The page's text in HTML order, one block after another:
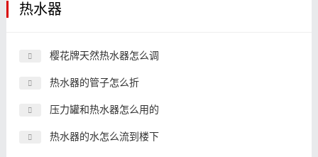
热水器
樱花牌天然热水器怎么调
热水器的管子怎么折
压力罐和热水器怎么用的
热水器的水怎么流到楼下